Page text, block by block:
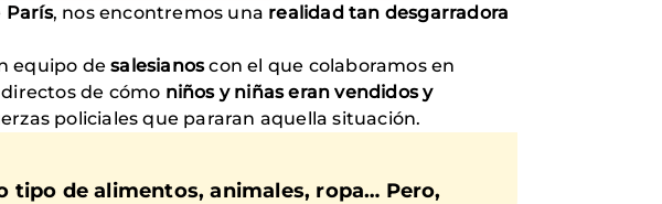
París, nos encontremos una realidad tan desgarradora
equipo desalesianoscon el que colaboramos en
de cómo niños y niñas eran vendidos y
policiales que pararan aquella situación.
de alimentos, animales, ropa… Pero,